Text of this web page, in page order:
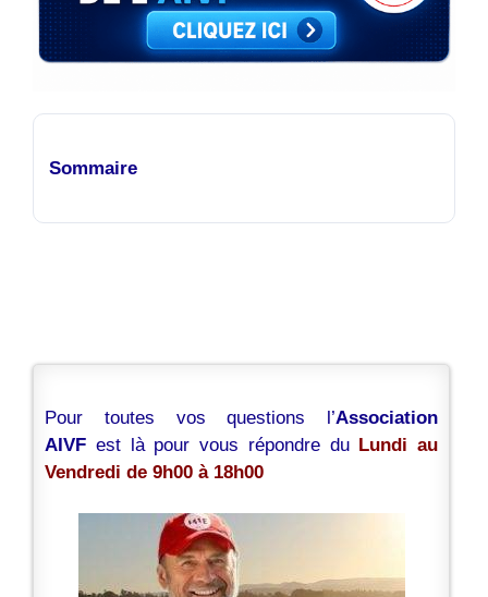
Sommaire
Pour toutes vos questions l’Association
AIVF est là pour vous répondre du Lundi au
Vendredi de 9h00 à 18h00